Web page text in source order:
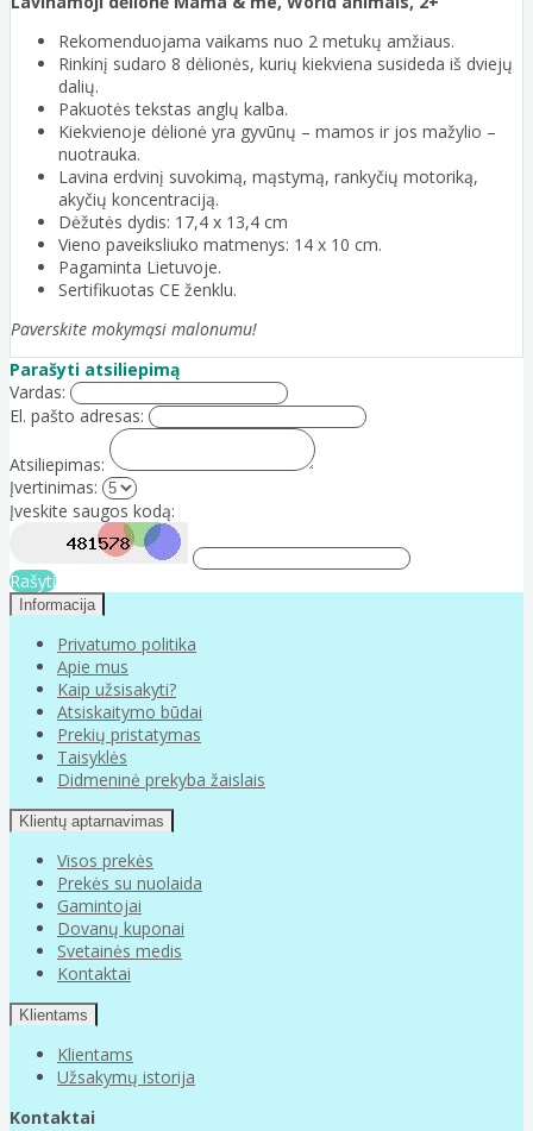
Rekomenduojama vaikams nuo 2 metukų amžiaus.
Rinkinį sudaro 8 dėlionės, kurių kiekviena susideda iš dviejų
dalių.
Pakuotės tekstas anglų kalba.
Kiekvienoje dėlionė yra gyvūnų – mamos ir jos mažylio –
nuotrauka.
Lavina erdvinį suvokimą, mąstymą, rankyčių motoriką,
akyčių koncentraciją.
Dėžutės dydis: 17,4 x 13,4 cm
Vieno paveiksliuko matmenys: 14 x 10 cm.
Pagaminta Lietuvoje.
Sertifikuotas CE ženklu.
Paverskite mokymąsi malonumu!
Parašyti atsiliepimą
Vardas:
El. pašto adresas:
Atsiliepimas:
Įvertinimas:
Įveskite saugos kodą:
Rašyti
Informacija
Privatumo politika
Apie mus
Kaip užsisakyti?
Atsiskaitymo būdai
Prekių pristatymas
Taisyklės
Didmeninė prekyba žaislais
Klientų aptarnavimas
Visos prekės
Prekės su nuolaida
Gamintojai
Dovanų kuponai
Svetainės medis
Kontaktai
Klientams
Klientams
Užsakymų istorija
Kontaktai